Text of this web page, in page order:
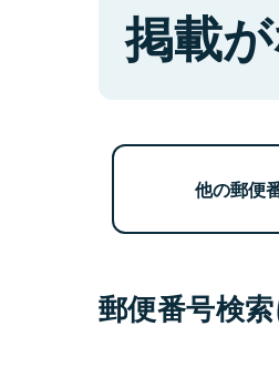
掲載
他の郵便
郵便番号検